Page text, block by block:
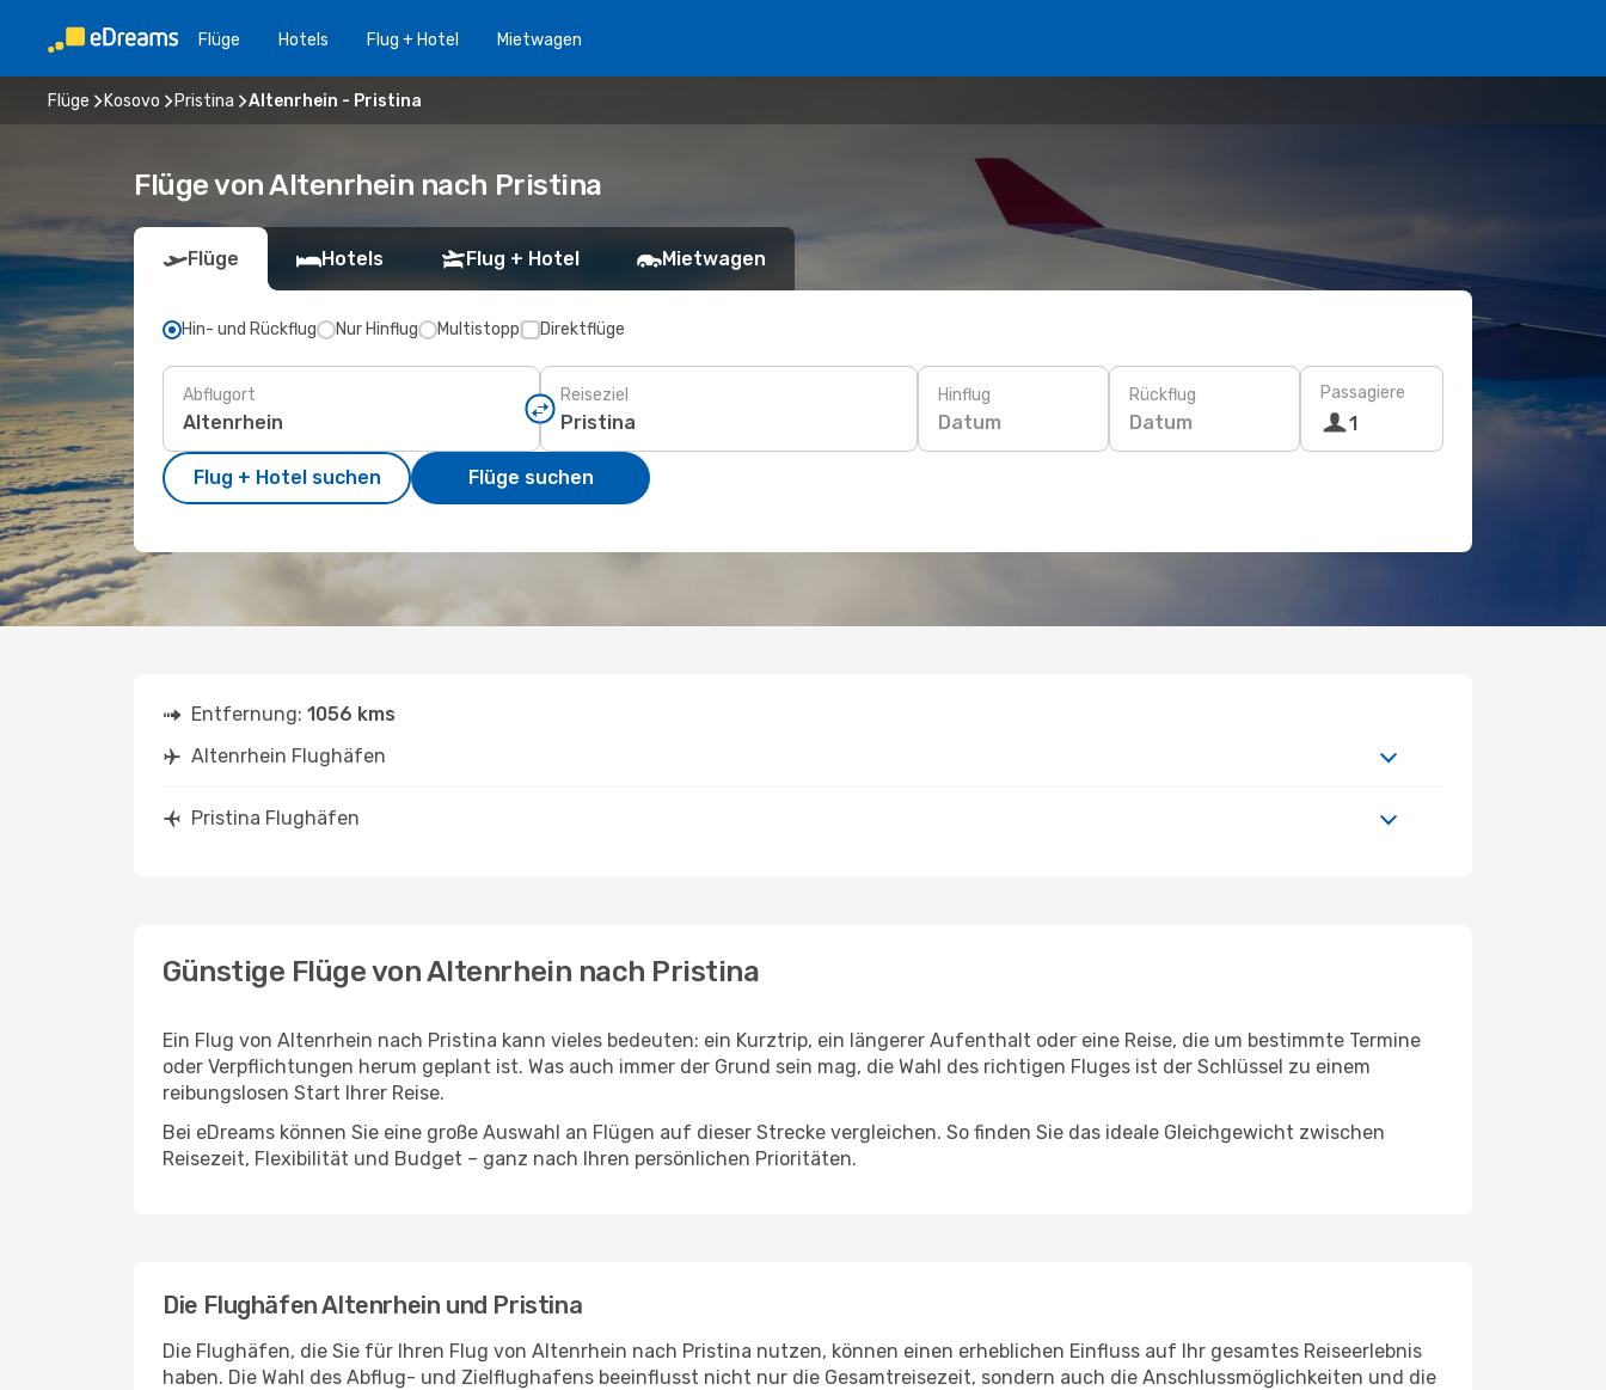
Flüge Hotels Flug + Hotel Mietwagen
Flüge Kosovo Pristina Altenrhein - Pristina
Flüge von Altenrhein nach Pristina
Flüge Hotels Flug + Hotel Mietwagen
Hin- und Rückflug Nur Hinflug Multistopp Direktflüge
Abflugort Reiseziel Hinflug
Datum
Rückflug
Datum
Passagiere
1
Flug + Hotel suchen Flüge suchen
Entfernung: 1056 kms
Altenrhein Flughäfen
Pristina Flughäfen
Günstige Flüge von Altenrhein nach Pristina
Ein Flug von Altenrhein nach Pristina kann vieles bedeuten: ein Kurztrip, ein längerer Aufenthalt oder eine Reise, die um bestimmte Termine
oder Verpflichtungen herum geplant ist. Was auch immer der Grund sein mag, die Wahl des richtigen Fluges ist der Schlüssel zu einem
reibungslosen Start Ihrer Reise.
Bei eDreams können Sie eine große Auswahl an Flügen auf dieser Strecke vergleichen. So finden Sie das ideale Gleichgewicht zwischen
Reisezeit, Flexibilität und Budget – ganz nach Ihren persönlichen Prioritäten.
Die Flughäfen Altenrhein und Pristina
Die Flughäfen, die Sie für Ihren Flug von Altenrhein nach Pristina nutzen, können einen erheblichen Einfluss auf Ihr gesamtes Reiseerlebnis
haben. Die Wahl des Abflug- und Zielflughafens beeinflusst nicht nur die Gesamtreisezeit, sondern auch die Anschlussmöglichkeiten und die